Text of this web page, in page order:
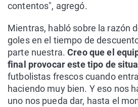
contentos", agregó.
Mientras, habló sobre la razón
goles en el tiempo de
parte nuestra.Creo que el
final provocar este tipo de
futbolistas frescos cuando
haciendo muy bien. Y eso nos
uno nos pueda dar, hasta el